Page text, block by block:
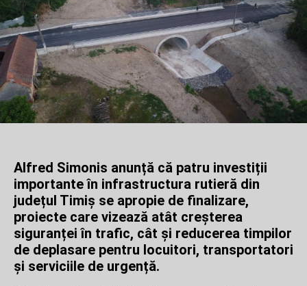
Alfred Simonis anunță că patru investiții
importante în infrastructura rutieră din
județul Timiș se apropie de finalizare,
proiecte care vizează atât creșterea
siguranței în trafic, cât și reducerea timpilor
de deplasare pentru locuitori, transportatori
și serviciile de urgență.